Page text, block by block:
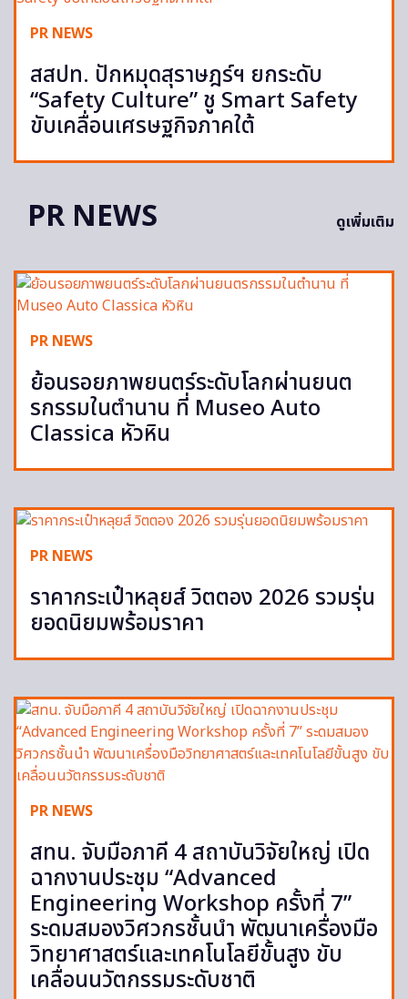
PR NEWS
สสปท. ปักหมุดสุราษฎร์ฯ ยกระดับ
“Safety Culture” ชู Smart Safety
ขับเคลื่อนเศรษฐกิจภาคใต้
PR NEWS ดูเพิ่มเติม
PR NEWS
ย้อนรอยภาพยนตร์ระดับโลกผ่านยนต
รกรรมในตำนาน ที่ Museo Auto
Classica หัวหิน
PR NEWS
ราคากระเป๋าหลุยส์ วิตตอง 2026 รวมรุ่น
ยอดนิยมพร้อมราคา
PR NEWS
สทน. จับมือภาคี 4 สถาบันวิจัยใหญ่ เปิด
ฉากงานประชุม “Advanced
Engineering Workshop ครั้งที่ 7”
ระดมสมองวิศวกรชั้นนำ พัฒนาเครื่องมือ
วิทยาศาสตร์และเทคโนโลยีขั้นสูง ขับ
เคลื่อนนวัตกรรมระดับชาติ